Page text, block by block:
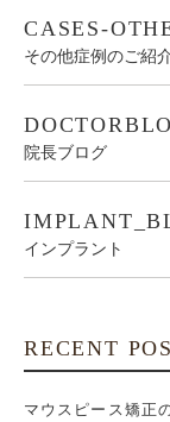
CASES-
その他症例のご紹
院長ブログ
インプラント
RECENT
マウスピース矯正